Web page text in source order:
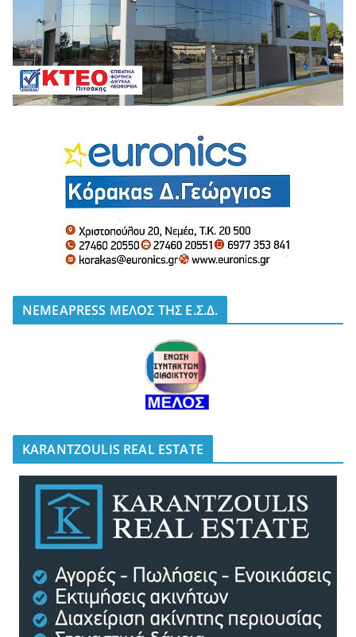
NEMEAPRESS ΜΕΛΟΣ ΤΗΣ Ε.Σ.Δ.
KARANTZOULIS REAL ESTATE